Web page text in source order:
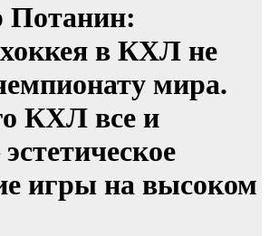
Потанин:
в КХЛ не
мира.
КХЛ все и
игры на высоком